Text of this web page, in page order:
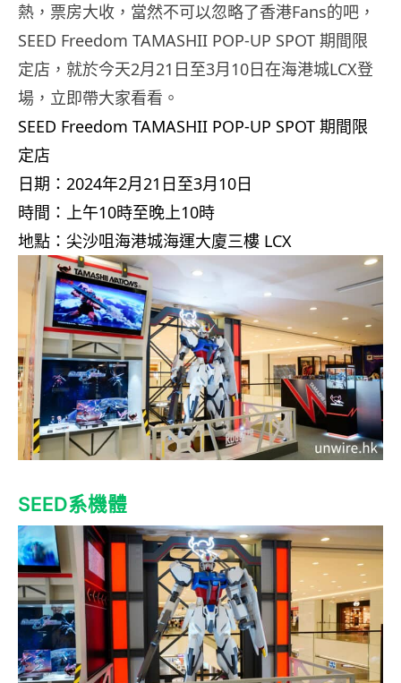
熱，票房大收，當然不可以忽略了香港Fans的吧，
SEED Freedom TAMASHII POP-UP SPOT 期間限
定店，就於今天2月21日至3月10日在海港城LCX登
場，立即帶大家看看。
SEED Freedom TAMASHII POP-UP SPOT 期間限
定店
日期：2024年2月21日至3月10日
時間：上午10時至晚上10時
地點：尖沙咀海港城海運大廈三樓 LCX
SEED系機體